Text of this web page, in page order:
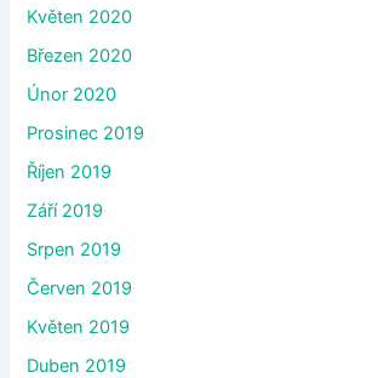
Květen 2020
Březen 2020
Únor 2020
Prosinec 2019
Říjen 2019
Září 2019
Srpen 2019
Červen 2019
Květen 2019
Duben 2019